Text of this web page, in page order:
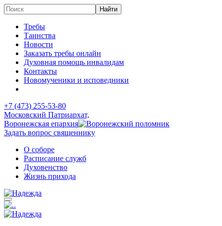
Требы
Таинства
Новости
Заказать требы онлайн
Духовная помощь инвалидам
Контакты
Новомученики и исповедники
+7 (473) 255-53-80
Московский Патриархат,
Воронежская епархия
Задать вопрос священнику
О соборе
Расписание служб
Духовенство
Жизнь прихода